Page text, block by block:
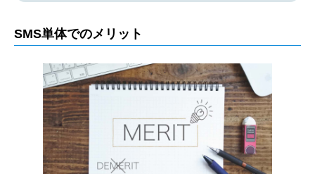
SMS単体でのメリット